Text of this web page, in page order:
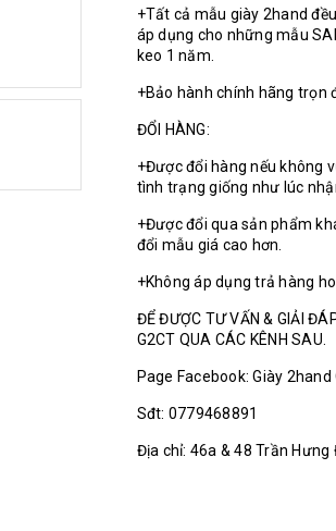
+Tất cả mẫu giày 2hand
áp dụng cho những mẫu
keo 1 năm.
+Bảo hành chính hãng trọn
ĐỔI HÀNG:
+Được đổi hàng nếu không
tình trạng giống như lúc
+Được đổi qua sản phẩm
đổi mẫu giá cao hơn.
+Không áp dụng trả hàng
ĐỂ ĐƯỢC TƯ VẤN & GIẢI
G2CT QUA CÁC KÊNH SAU.
Page Facebook: Giày
Sđt: 0779468891
Địa chỉ: 46a & 48 Trần Hưng